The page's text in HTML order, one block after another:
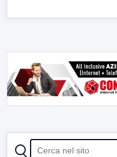
CERCA